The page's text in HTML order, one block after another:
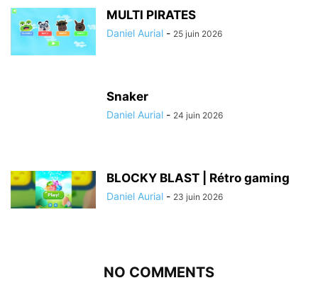
MULTI PIRATES
Daniel Aurial - 25 juin 2026
Snaker
Daniel Aurial - 24 juin 2026
BLOCKY BLAST | Rétro gaming
Daniel Aurial - 23 juin 2026
NO COMMENTS